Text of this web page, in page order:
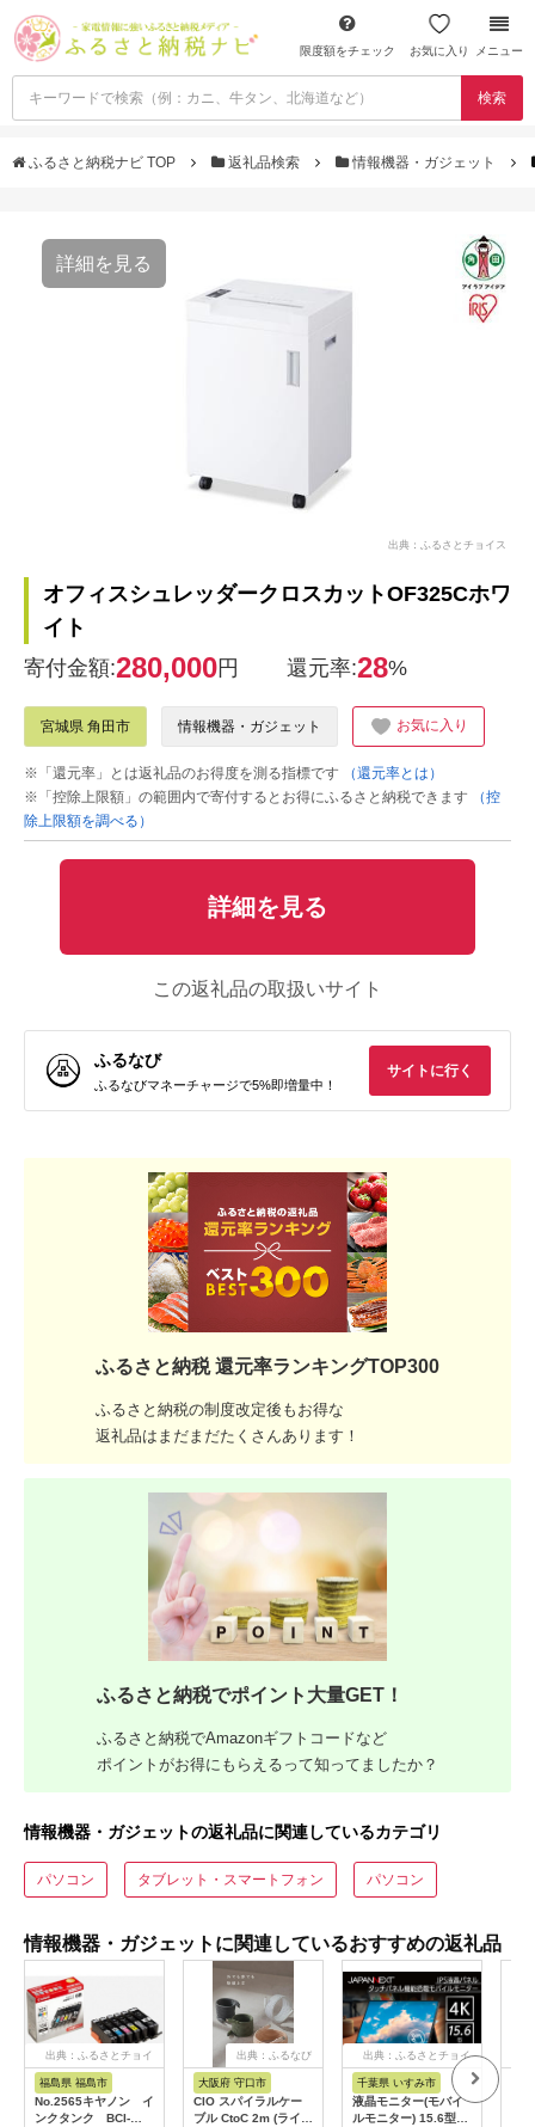
限度額をチェック お気に入り メニュー
検索
ふるさと納税ナビ TOP 返礼品検索 情報機器・ガジェット
詳細を見る
出典：ふるさとチョイス
オフィスシュレッダークロスカットOF325Cホワ
イト
寄付金額:280,000円 還元率:28%
宮城県 角田市 情報機器・ガジェット お気に入り
※「還元率」とは返礼品のお得度を測る指標です
（還元率とは）
※「控除上限額」の範囲内で寄付するとお得にふるさと納税できます
（控
除上限額を調べる）
詳細を見る
この返礼品の取扱いサイト
ふるなび
ふるなびマネーチャージで5%即増量中！
サイトに行く
ふるさと納税 還元率ランキングTOP300
ふるさと納税の制度改定後もお得な
返礼品はまだまだたくさんあります！
ふるさと納税でポイント大量GET！
ふるさと納税でAmazonギフトコードなど
ポイントがお得にもらえるって知ってましたか？
情報機器・ガジェットの返礼品に関連しているカテゴリ
パソコン タブレット・スマートフォン パソコン
情報機器・ガジェットに関連しているおすすめの返礼品
出典：ふるさとチョイ
福島県 福島市
No.2565キヤノン イ
ンクタンク BCI-
出典：ふるなび
大阪府 守口市
CIO スパイラルケー
ブル CtoC 2m (ライト
出典：ふるさとチョイ
千葉県 いすみ市
液晶モニター(モバイ
ルモニター) 15.6型ワ